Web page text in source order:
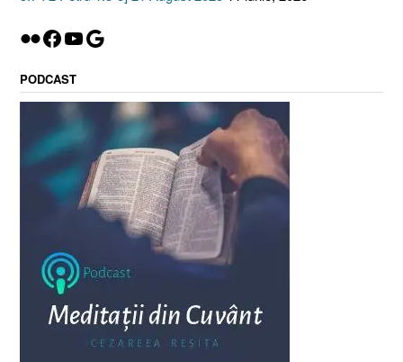
Flickr
Facebook
YouTube
Google
PODCAST